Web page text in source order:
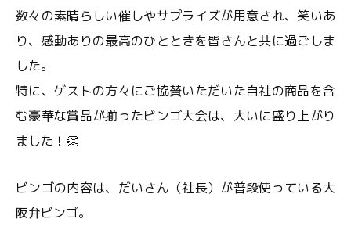
数々の素晴らしい催しやサプライズが用意され、笑いあ
り、感動ありの最高のひとときを皆さんと共に過ごしま
した。
特に、ゲストの方々にご協賛いただいた自社の商品を含
む豪華な賞品が揃ったビンゴ大会は、大いに盛り上がり
ました！👏
ビンゴの内容は、だいさん（社長）が普段使っている大
阪弁ビンゴ。